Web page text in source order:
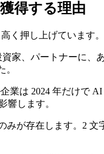
得する理由
く押し上げています。
家、パートナーに、
。
業は 2024 年だけで
響します。
みが存在します。2